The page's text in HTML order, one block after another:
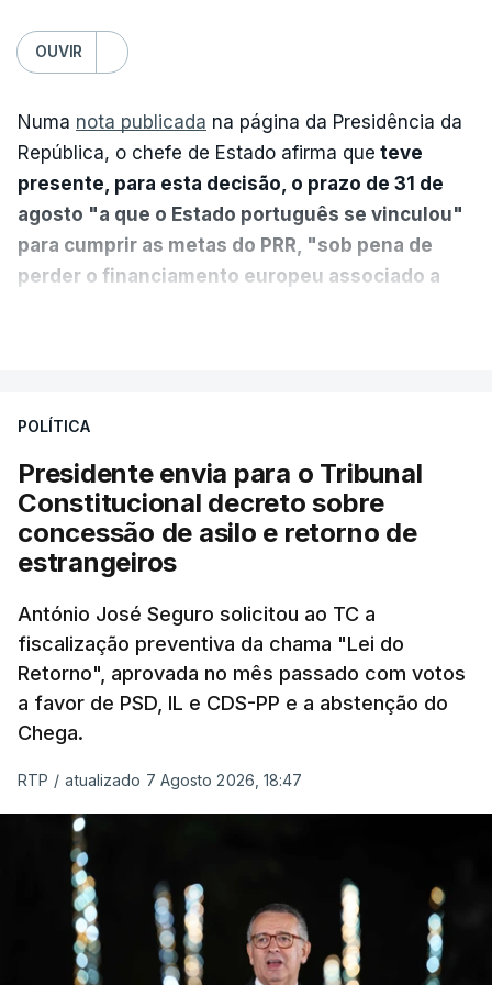
OUVIR
Numa nota publicada na página da Presidência da
República, o chefe de Estado afirma que teve
presente, para esta decisão, o prazo de 31 de
agosto "a que o Estado português se vinculou"
para cumprir as metas do PRR, "sob pena de
perder o financiamento europeu associado a
sistema mais simples, mais justo e transparente".
"Sempre que seja possível reduzir burocracias,
eliminar sobreposições e garantir que os apoios
chegam a quem mais necessita, estaremos a dar
um passo na direção certa", argumenta o
Presidente da República.
Assegurar que "ninguém é
prejudicado"
O Preisdente deixa, no entanto, deixa alguns
avisos:uma reforma desta dimensão "deve ter
como primeiro critério a proteção das pessoas"
e "nenhum processo de simplificação pode
traduzir-se numa diminuição da proteção
social".
POLÍTICA
Presidente envia para o Tribunal
Constitucional decreto sobre
concessão de asilo e retorno de
estrangeiros
António José Seguro solicitou ao TC a
fiscalização preventiva da chama "Lei do
Retorno", aprovada no mês passado com votos
a favor de PSD, IL e CDS-PP e a abstenção do
Chega.
RTP / atualizado 7 Agosto 2026, 18:47